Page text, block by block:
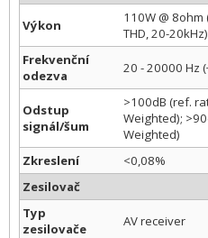
Výkon
110W @
THD, 20-20kHz)
Frekvenční
odezva
20 - 20000 Hz
Odstup
signál/šum
>100dB (ref.
Weighted);
Weighted)
Zkreslení
<0,08%
Zesilovač
Typ
zesilovače
AV receiver